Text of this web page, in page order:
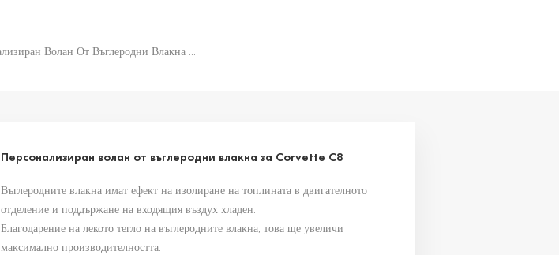
Персонализиран Волан От Въглеродни Влакна За Corvette C8
Персонализиран волан от въглеродни влакна за Corvette C8
Въглеродните влакна имат ефект на изолиране на топлината в двигателното
отделение и поддържане на входящия въздух хладен.
Благодарение на лекото тегло на въглеродните влакна, това ще увеличи
максимално производителността.